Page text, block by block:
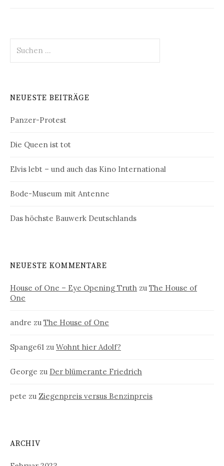
nach:
NEUESTE BEITRÄGE
Panzer-Protest
Die Queen ist tot
Elvis lebt – und auch das Kino International
Bode-Museum mit Antenne
Das höchste Bauwerk Deutschlands
NEUESTE KOMMENTARE
House of One – Eye Opening Truth zu The House of
One
andre zu The House of One
Spange61 zu Wohnt hier Adolf?
George zu Der blümerante Friedrich
pete zu Ziegenpreis versus Benzinpreis
ARCHIV